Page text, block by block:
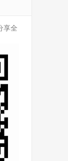
享全